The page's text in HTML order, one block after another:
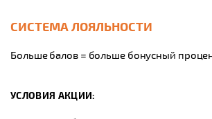
СИСТЕМА ЛОЯЛЬНОСТИ
Больше балов = больше бонусный
УСЛОВИЯ АКЦИИ: